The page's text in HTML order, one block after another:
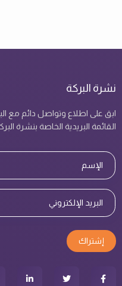
نشرة البركة
ابق على اطلاع وتواصل دائم مع
القائمة البريدية الخاصة بنشرة
إشتراك